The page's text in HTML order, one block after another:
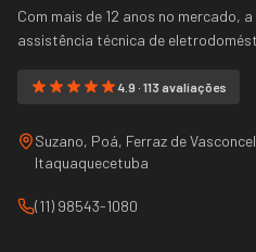
Com mais de 12 anos no mercado,
assistência técnica de
4.9 · 113 avaliações
Suzano, Poá, Ferraz de
Itaquaquecetuba
(11) 98543-1080